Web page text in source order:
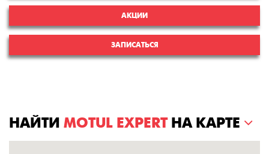
АКЦИИ
ЗАПИСАТЬСЯ
НАЙТИ MOTUL EXPERTНА КАРТЕ